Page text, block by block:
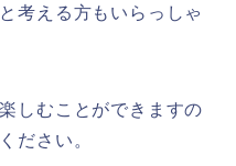
と考える方もいらっしゃ
しむことができますの
ださい。